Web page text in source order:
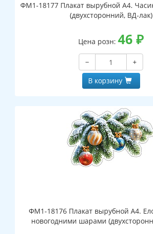
ФМ1-18177 Плакат вырубной А4.
(двухсторонний, ВД-лак)
Цена розн: 46 ₽
−
+
В корзину
ФМ1-18176 Плакат вырубной А4.
новогодними шарами